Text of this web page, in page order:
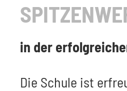
in der
Die Schule ist